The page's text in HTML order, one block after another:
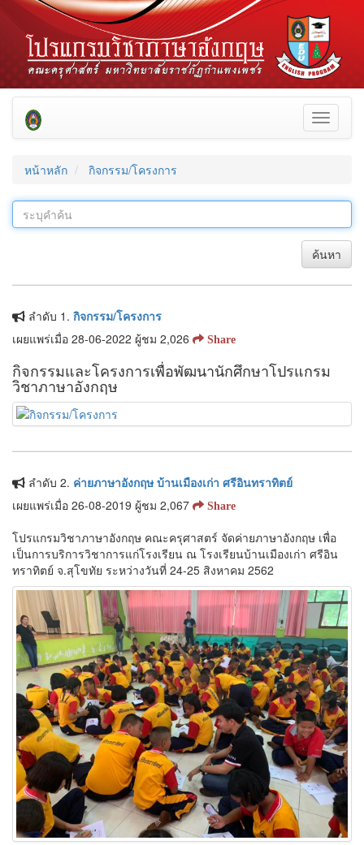
Toggle
หน้าหลัก กิจกรรม/โครงการ
ค้นหา
ลำดับ 1. กิจกรรม/โครงการ
เผยแพร่เมื่อ 28-06-2022 ผู้ชม 2,026
Share
กิจกรรมและโครงการเพื่อพัฒนานักศึกษาโปรแกรม
วิชาภาษาอังกฤษ
ลำดับ 2. ค่ายภาษาอังกฤษ บ้านเมืองเก่า ศรีอินทราทิตย์
เผยแพร่เมื่อ 26-08-2019 ผู้ชม 2,067
Share
โปรแกรมวิชาภาษาอังกฤษ คณะครุศาสตร์ จัดค่ายภาษาอังกฤษ เพื่อ
เป็นการบริการวิชาการแก่โรงเรียน ณ โรงเรียนบ้านเมืองเก่า ศรีอิน
ทราทิตย์ จ.สุโขทัย ระหว่างวันที่ 24-25 สิงหาคม 2562